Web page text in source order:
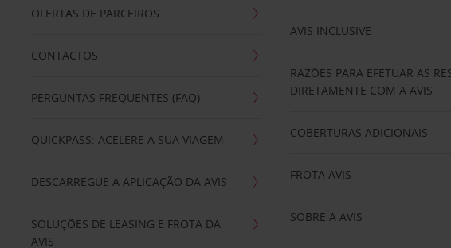
OFERTAS DE PARCEIROS
CONTACTOS
PERGUNTAS FREQUENTES (FAQ)
QUICKPASS: ACELERE A SUA VIAGEM
DESCARREGUE A APLICAÇÃO DA AVIS
SOLUÇÕES DE LEASING E FROTA DA
AVIS
AVIS INCLUSIVE
RAZÕES PARA EFETUAR AS
DIRETAMENTE COM A AVIS
COBERTURAS ADICIONAIS
FROTA AVIS
SOBRE A AVIS